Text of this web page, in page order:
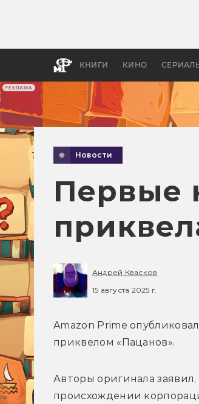
РЕКЛАМА
КНИГИ КИНО
Новости
Первые
Андрей Квасков
15 августа 2025 г.
Amazon Prime
приквелом «Пацанов».
Авторы оригинала
происхождении